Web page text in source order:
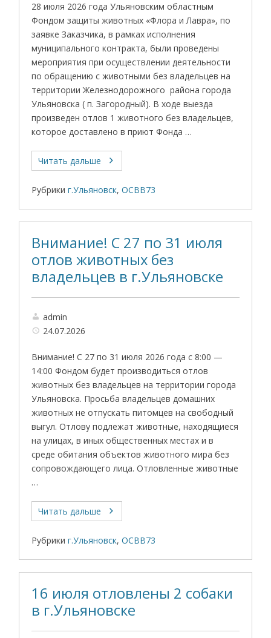
28 июля 2026 года Ульяновским областным
Фондом защиты животных «Флора и Лавра», по
заявке Заказчика, в рамках исполнения
муниципального контракта, были проведены
мероприятия при осуществлении деятельности
по обращению с животными без владельцев на
территории Железнодорожного района города
Ульяновска ( п. Загородный). В ходе выезда
произведен отлов 1 животного без владельцев,
которое доставлено в приют Фонда …
Читать дальше
Рубрики г.Ульяновск,ОСВВ73
Внимание! С 27 по 31 июля
отлов животных без
владельцев в г.Ульяновске
admin
24.07.2026
Внимание! С 27 по 31 июля 2026 года с 8:00 —
14:00 Фондом будет производиться отлов
животных без владельцев на территории города
Ульяновска. Просьба владельцев домашних
животных не отпускать питомцев на свободный
выгул. Отлову подлежат животные, находящиеся
на улицах, в иных общественных местах и в
среде обитания объектов животного мира без
сопровождающего лица. Отловленные животные
…
Читать дальше
Рубрики г.Ульяновск,ОСВВ73
16 июля отловлены 2 собаки
в г.Ульяновске